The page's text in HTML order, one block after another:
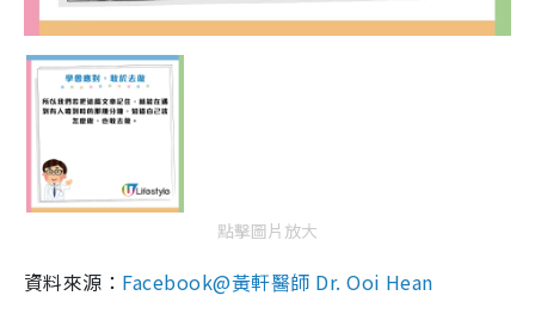
點擊圖片放大
資料來源： Facebook@黃軒醫師 Dr. Ooi Hean